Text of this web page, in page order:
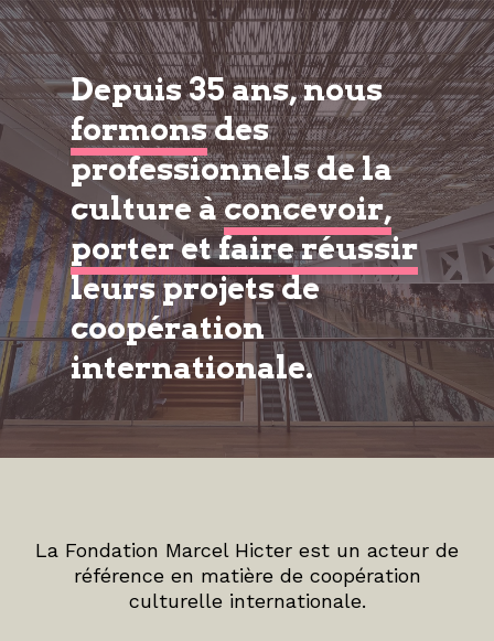
Depuis 35 ans, nous
formonsdes
professionnels de la
culture àconcevoir,
porter et faire réussir
leurs projets de
coopération
internationale.
La Fondation Marcel Hicter est un acteur de
référence en matière de coopération
culturelle internationale.